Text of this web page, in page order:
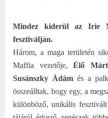
Mindez kiderül az Irie
fesztiválján.
Három, a maga területén
Maffia vezetője,Élő
Susánszky Ádám és a
összeálltak, hogy egy, a
különböző, unikális